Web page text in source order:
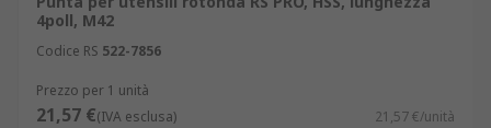
4poll, M42
Codice RS 522-7856
Prezzo per 1 unità
21,57 €(IVA esclusa) 21,57 €/unità